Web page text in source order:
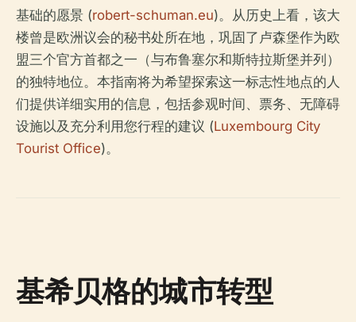
基础的愿景 (robert-schuman.eu)。从历史上看，该大
楼曾是欧洲议会的秘书处所在地，巩固了卢森堡作为欧
盟三个官方首都之一（与布鲁塞尔和斯特拉斯堡并列）
的独特地位。本指南将为希望探索这一标志性地点的人
们提供详细实用的信息，包括参观时间、票务、无障碍
设施以及充分利用您行程的建议 (Luxembourg City
Tourist Office)。
基希贝格的城市转型